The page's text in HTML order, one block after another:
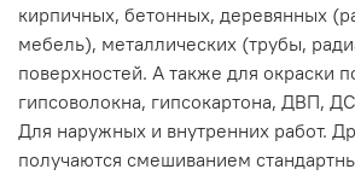
кирпичных, бетонных, деревянных
мебель), металлических (трубы,
поверхностей. А также для окраски
гипсоволокна, гипсокартона, ДВП,
Для наружных и внутренних работ.
получаются смешиванием